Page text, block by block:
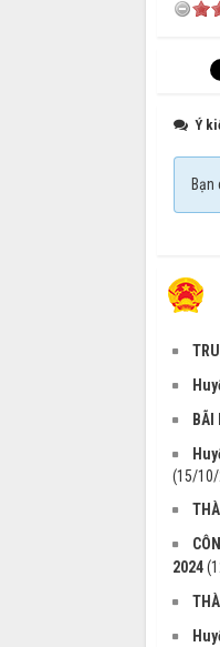
Ý
BÃI
(15/
2024